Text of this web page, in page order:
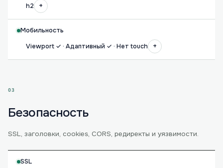
h2
+
Мобильность
Viewport ✓ · Адаптивный ✓ · Нет touch
+
03
Безопасность
SSL, заголовки, cookies, CORS, редиректы и уязвимости.
SSL